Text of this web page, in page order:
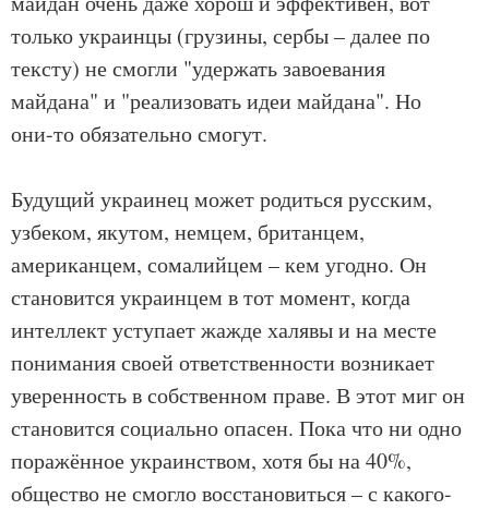
только украинцы (грузины, сербы – далее по
тексту) не смогли "удержать завоевания
майдана" и "реализовать идеи майдана". Но
они-то обязательно смогут.
Будущий украинец может родиться русским,
узбеком, якутом, немцем, британцем,
американцем, сомалийцем – кем угодно. Он
становится украинцем в тот момент, когда
интеллект уступает жажде халявы и на месте
понимания своей ответственности возникает
уверенность в собственном праве. В этот миг он
становится социально опасен. Пока что ни одно
поражённое украинством, хотя бы на 40%,
общество не смогло восстановиться – с какого-